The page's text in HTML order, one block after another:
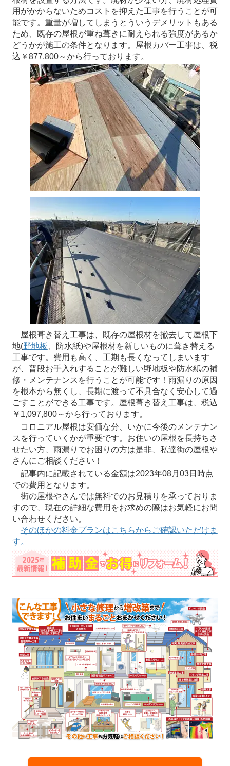
用がかからないためコストを抑えた工事を行うことが可
能です。重量が増してしまうとういうデメリットもある
ため、既存の屋根が重ね葺きに耐えられる強度があるか
どうかが施工の条件となります。屋根カバー工事は、税
込￥877,800～から行っております。
屋根葺き替え工事は、既存の屋根材を撤去して屋根下
地(野地板 、防水紙)や屋根材を新しいものに葺き替える
工事です。費用も高く、工期も長くなってしまいます
が、普段お手入れすることが難しい野地板や防水紙の補
修・メンテナンスを行うことが可能です！雨漏りの原因
を根本から無くし、長期に渡って不具合なく安心して過
ごすことができる工事です。屋根葺き替え工事は、税込
￥1,097,800～から行っております。
コロニアル屋根は安価な分、いかに今後のメンテナン
スを行っていくかが重要です。お住いの屋根を長持ちさ
せたい方、雨漏りでお困りの方は是非、私達街の屋根や
さんにご相談ください！
記事内に記載されている金額は2023年08月03日時点
での費用となります。
街の屋根やさんでは無料でのお見積りを承っておりま
すので、現在の詳細な費用をお求めの際はお気軽にお問
い合わせください。
そのほかの料金プランはこちらからご確認いただけま
す。